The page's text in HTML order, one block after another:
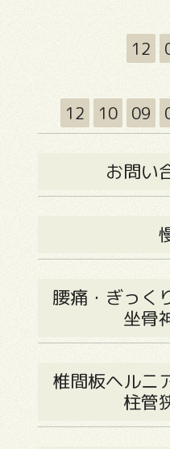
12
12 10 09
お問い
腰痛・ぎっく
坐骨
椎間板ヘルニ
柱管